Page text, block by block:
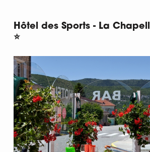
Hôtel des Sports - La
⭐